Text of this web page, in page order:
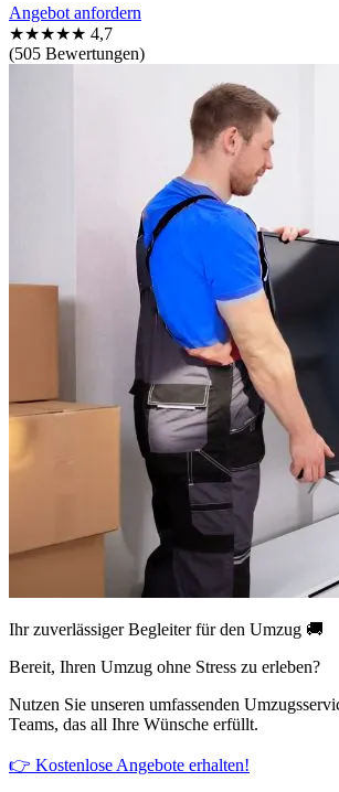
Angebot anfordern
★★★★★ 4,7
(505 Bewertungen)
Ihr zuverlässiger Begleiter für den Umzug 🚚
Bereit, Ihren Umzug ohne Stress zu erleben?
Nutzen Sie unseren umfassenden
Teams, das all Ihre Wünsche erfüllt.
👉 Kostenlose Angebote erhalten!